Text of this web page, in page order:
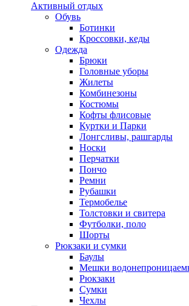
Активный отдых
Обувь
Ботинки
Кроссовки, кеды
Одежда
Брюки
Головные уборы
Жилеты
Комбинезоны
Костюмы
Кофты флисовые
Куртки и Парки
Лонгсливы, рашгарды
Носки
Перчатки
Пончо
Ремни
Рубашки
Термобелье
Толстовки и свитера
Футболки, поло
Шорты
Рюкзаки и сумки
Баулы
Мешки
Рюкзаки
Сумки
Чехлы